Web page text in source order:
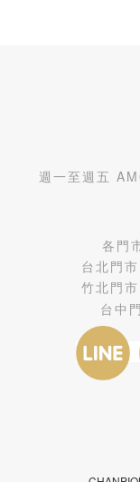
週一至週五
各門
台北門市
竹北門市
台中